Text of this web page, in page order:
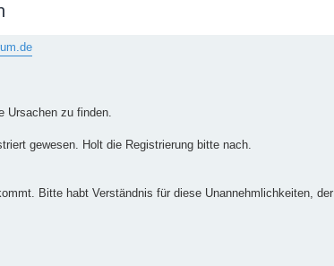
Ursachen zu finden.
gewesen. Holt die Registrierung bitte nach.
Bitte habt Verständnis für diese Unannehmlichkeiten,